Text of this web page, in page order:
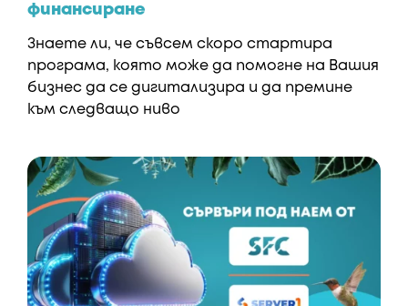
финансиране
Знаете ли, че съвсем скоро стартира
програма, която може да помогне на Вашия
бизнес да се дигитализира и да премине
към следващо ниво